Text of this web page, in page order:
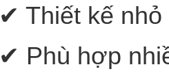
✔ Thiết kế
✔ Phù hợp